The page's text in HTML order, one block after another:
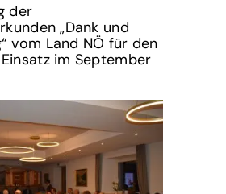
der
„Dank und
vom Land NÖ für den
im September